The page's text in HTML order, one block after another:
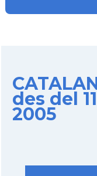
des del
2005